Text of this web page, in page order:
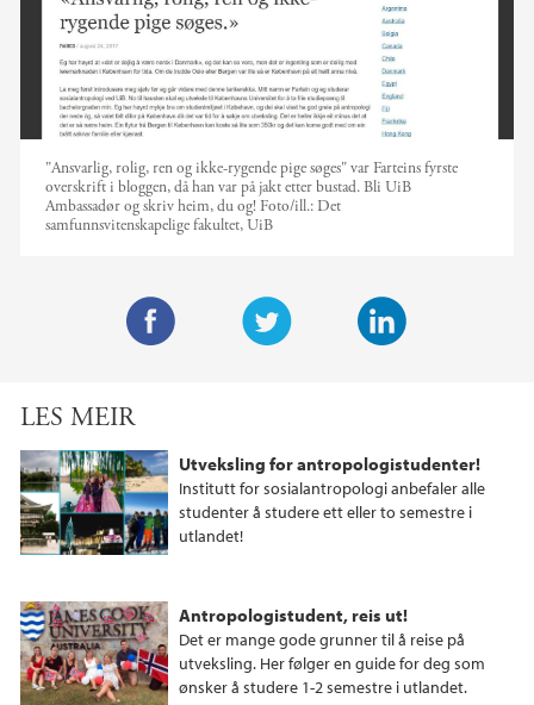
"Ansvarlig, rolig, ren og ikke-rygende pige søges" var Farteins fyrste
overskrift i bloggen, då han var på jakt etter bustad. Bli UiB
Ambassadør og skriv heim, du og! Foto/ill.: Det
samfunnsvitenskapelige fakultet, UiB
t
e
r
e
d
c
e
b
o
o
LES MEIR
Utveksling for antropologistudenter!
Institutt for sosialantropologi anbefaler alle
studenter å studere ett eller to semestre i
utlandet!
Antropologistudent, reis ut!
Det er mange gode grunner til å reise på
utveksling. Her følger en guide for deg som
ønsker å studere 1-2 semestre i utlandet.